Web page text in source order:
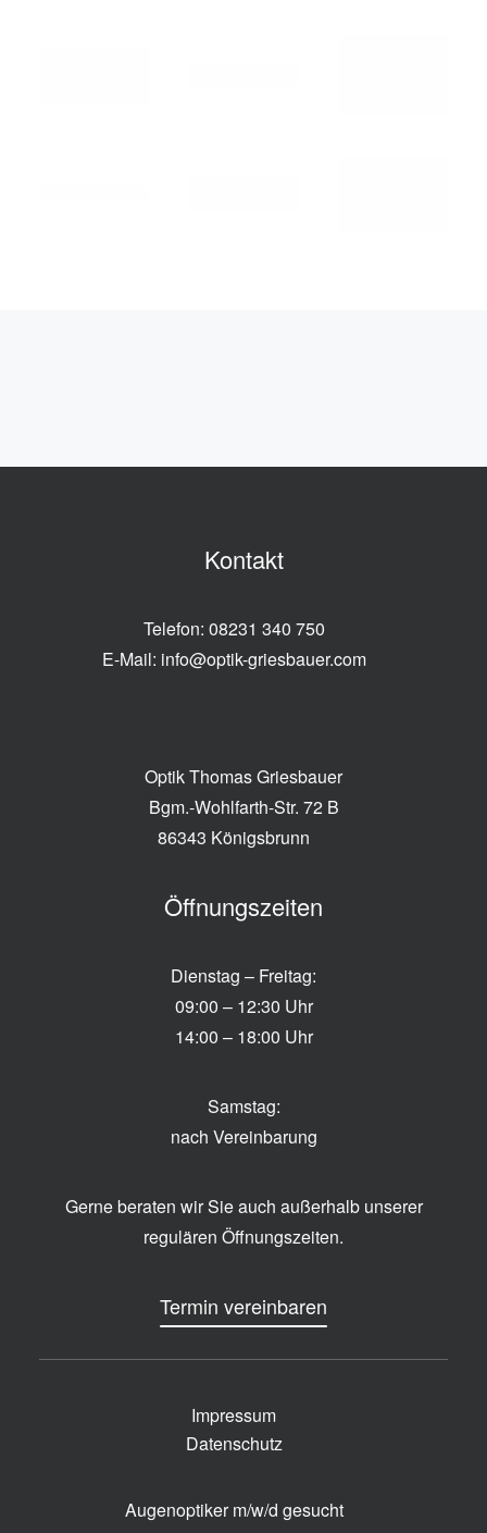
Kontakt
Telefon: 08231 340 750
E-Mail: info@optik-griesbauer.com
Optik Thomas Griesbauer
Bgm.-Wohlfarth-Str. 72 B
86343 Königsbrunn
Öffnungszeiten
Dienstag – Freitag:
09:00 – 12:30 Uhr
14:00 – 18:00 Uhr
Samstag:
nach Vereinbarung
Gerne beraten wir Sie auch außerhalb unserer
regulären Öffnungszeiten.
Termin vereinbaren
Impressum
Datenschutz
Augenoptiker m/w/d gesucht